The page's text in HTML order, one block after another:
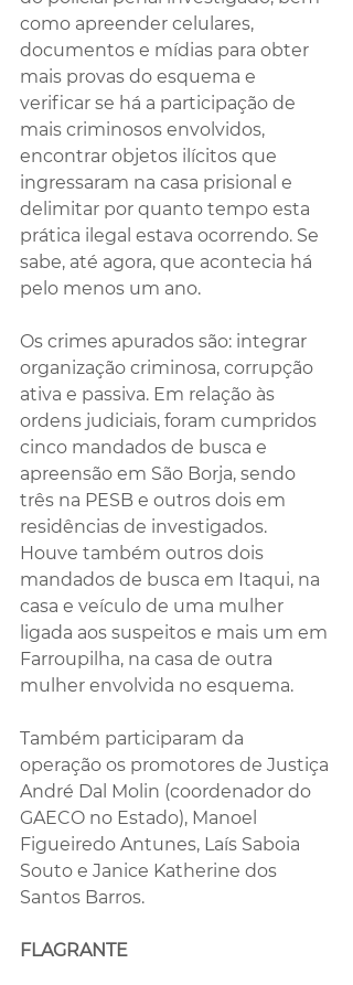
como apreender celulares,
documentos e mídias para obter
mais provas do esquema e
verificar se há a participação de
mais criminosos envolvidos,
encontrar objetos ilícitos que
ingressaram na casa prisional e
delimitar por quanto tempo esta
prática ilegal estava ocorrendo. Se
sabe, até agora, que acontecia há
pelo menos um ano.
Os crimes apurados são: integrar
organização criminosa, corrupção
ativa e passiva. Em relação às
ordens judiciais, foram cumpridos
cinco mandados de busca e
apreensão em São Borja, sendo
três na PESB e outros dois em
residências de investigados.
Houve também outros dois
mandados de busca em Itaqui, na
casa e veículo de uma mulher
ligada aos suspeitos e mais um em
Farroupilha, na casa de outra
mulher envolvida no esquema.
Também participaram da
operação os promotores de Justiça
André Dal Molin (coordenador do
GAECO no Estado), Manoel
Figueiredo Antunes, Laís Saboia
Souto e Janice Katherine dos
Santos Barros.
FLAGRANTE